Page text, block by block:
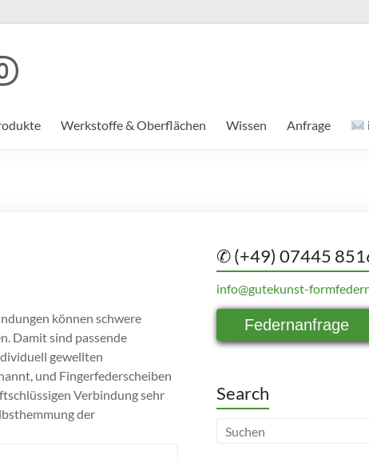
Werkstoffe & Oberflächen Wissen Anfrage
können schwere
Damit sind passende
gewellten
und Fingerfederscheiben
Verbindung sehr
der
✆ (+49) 07445
info@gutekunst-
Federnanfrage
Search